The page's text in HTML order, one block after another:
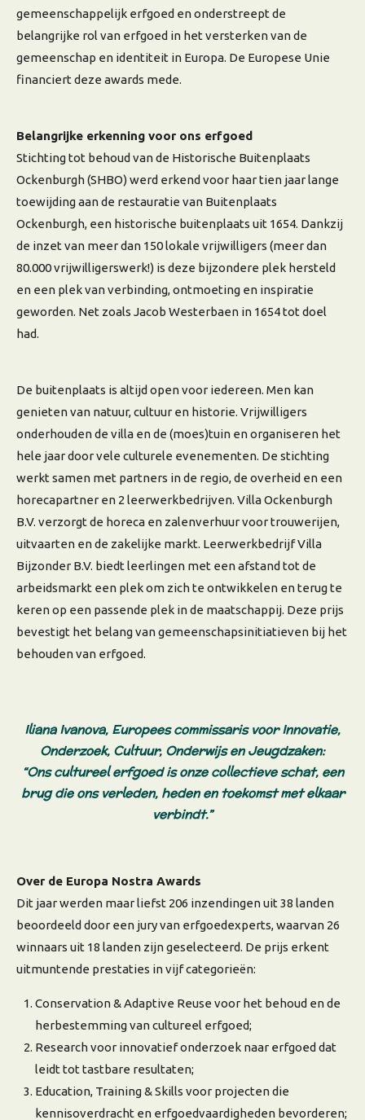
gemeenschappelijk erfgoed en onderstreept de
belangrijke rol van erfgoed in het versterken van de
gemeenschap en identiteit in Europa. De Europese Unie
financiert deze awards mede.
Belangrijke erkenning voor ons erfgoed
Stichting tot behoud van de Historische Buitenplaats
Ockenburgh (SHBO) werd erkend voor haar tien jaar lange
toewijding aan de restauratie van Buitenplaats
Ockenburgh, een historische buitenplaats uit 1654. Dankzij
de inzet van meer dan 150 lokale vrijwilligers (meer dan
80.000 vrijwilligerswerk!) is deze bijzondere plek hersteld
en een plek van verbinding, ontmoeting en inspiratie
geworden. Net zoals Jacob Westerbaen in 1654 tot doel
had.
De buitenplaats is altijd open voor iedereen. Men kan
genieten van natuur, cultuur en historie. Vrijwilligers
onderhouden de villa en de (moes)tuin en organiseren het
hele jaar door vele culturele evenementen. De stichting
werkt samen met partners in de regio, de overheid en een
horecapartner en 2 leerwerkbedrijven. Villa Ockenburgh
B.V. verzorgt de horeca en zalenverhuur voor trouwerijen,
uitvaarten en de zakelijke markt. Leerwerkbedrijf Villa
Bijzonder B.V. biedt leerlingen met een afstand tot de
arbeidsmarkt een plek om zich te ontwikkelen en terug te
keren op een passende plek in de maatschappij. Deze prijs
bevestigt het belang van gemeenschapsinitiatieven bij het
behouden van erfgoed.
Iliana Ivanova, Europees commissaris voor Innovatie,
Onderzoek, Cultuur, Onderwijs en Jeugdzaken:
“Ons cultureel erfgoed is onze collectieve schat, een
brug die ons verleden, heden en toekomst met elkaar
verbindt.”
Over de Europa Nostra Awards
Dit jaar werden maar liefst 206 inzendingen uit 38 landen
beoordeeld door een jury van erfgoedexperts, waarvan 26
winnaars uit 18 landen zijn geselecteerd. De prijs erkent
uitmuntende prestaties in vijf categorieën:
Conservation & Adaptive Reuse voor het behoud en de
herbestemming van cultureel erfgoed;
Researchvoor innovatief onderzoek naar erfgoed dat
leidt tot tastbare resultaten;
Education, Training & Skills voor projecten die
kennisoverdracht en erfgoedvaardigheden bevorderen;